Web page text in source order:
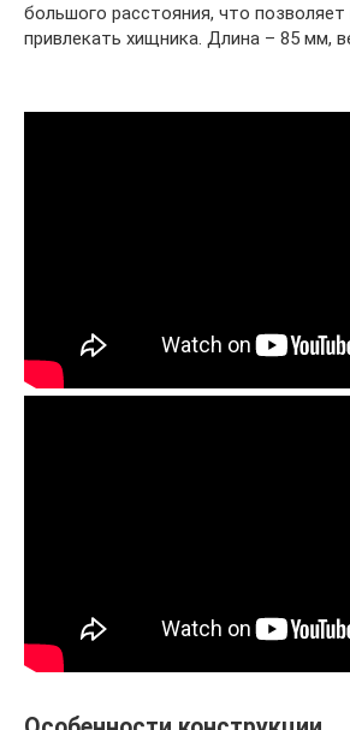
большого расстояния, что позволяет
привлекать хищника. Длина – 85 мм,